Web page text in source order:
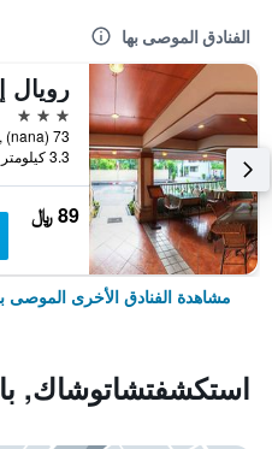
الفنادق الموصى بها
3 نجوم
3.3 كيلومتر عن وسط المدينة
89 ﷼
مشاهدة الفنادق الأخرى الموصى
استكشفتشاتوشاك,